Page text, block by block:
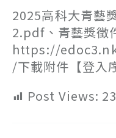
2025高科大青藝
2.pdf、青藝獎徵
https://
/下載附件【登入
Post Views: